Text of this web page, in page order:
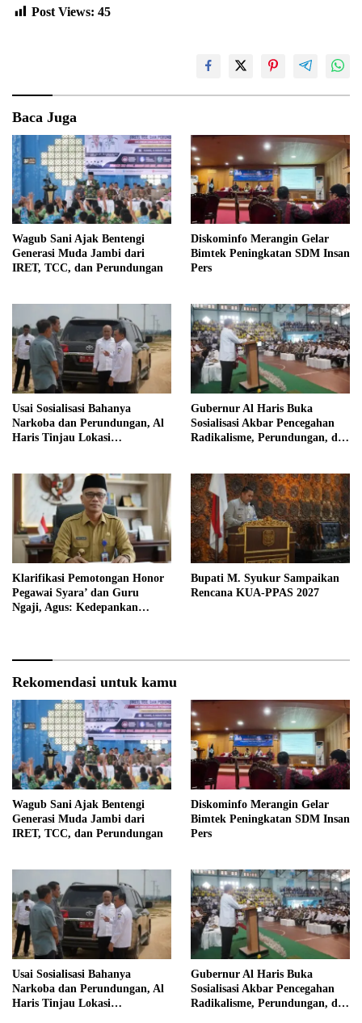
Post Views: 45
Baca Juga
Wagub Sani Ajak Bentengi
Generasi Muda Jambi dari
IRET, TCC, dan Perundungan
Diskominfo Merangin Gelar
Bimtek Peningkatan SDM Insan
Pers
Usai Sosialisasi Bahanya
Narkoba dan Perundungan, Al
Haris Tinjau Lokasi
Gubernur Al Haris Buka
Sosialisasi Akbar Pencegahan
Radikalisme, Perundungan, dan
Klarifikasi Pemotongan Honor
Pegawai Syara’ dan Guru
Ngaji, Agus: Kedepankan
Bupati M. Syukur Sampaikan
Rencana KUA-PPAS 2027
Rekomendasi untuk kamu
Wagub Sani Ajak Bentengi
Generasi Muda Jambi dari
IRET, TCC, dan Perundungan
Diskominfo Merangin Gelar
Bimtek Peningkatan SDM Insan
Pers
Usai Sosialisasi Bahanya
Narkoba dan Perundungan, Al
Haris Tinjau Lokasi
Gubernur Al Haris Buka
Sosialisasi Akbar Pencegahan
Radikalisme, Perundungan, dan